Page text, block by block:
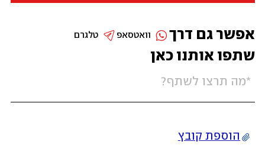
שתפו אותנו כאן
הוספת קובץ
אפשר גם דרך טלגרם וואטסאפ